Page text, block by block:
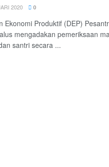
2020 0
Ekonomi Produktif (DEP)
mengadakan pemeriksaan
santri secara ...